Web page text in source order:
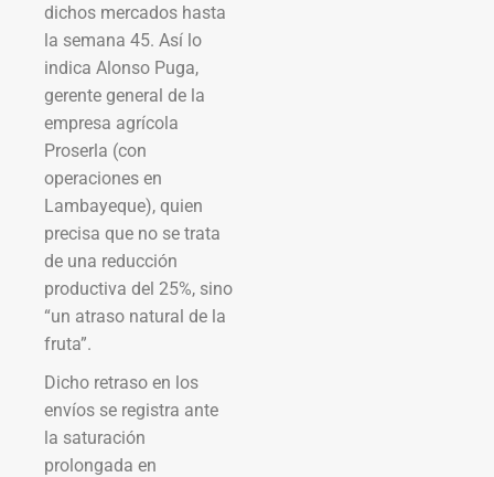
dichos mercados hasta
la semana 45. Así lo
indica Alonso Puga,
gerente general de la
empresa agrícola
Proserla (con
operaciones en
Lambayeque), quien
precisa que no se trata
de una reducción
productiva del 25%, sino
“un atraso natural de la
fruta”.
Dicho retraso en los
envíos se registra ante
la saturación
prolongada en